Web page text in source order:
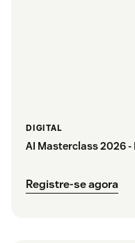
DIGITAL
AI Masterclass 2026
Registre-se agora